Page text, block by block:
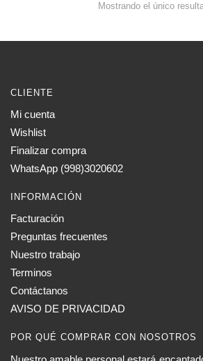
Mostrando el único
CLIENTE
Mi cuenta
Wishlist
Finalizar compra
WhatsApp (998)3020602
INFORMACIÓN
Facturación
Preguntas frecuentes
Nuestro trabajo
Terminos
Contáctanos
AVISO DE PRIVACIDAD
POR QUÉ COMPRAR CON NOSOTROS